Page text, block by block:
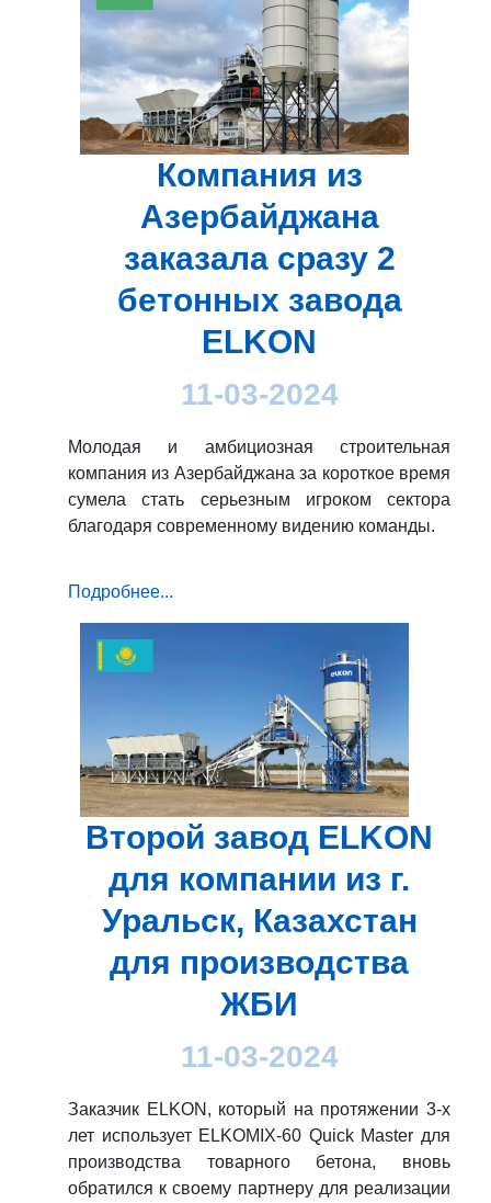
Компания из
Азербайджана
заказала сразу 2
бетонных завода
ELKON
11-03-2024
Молодая и амбициозная строительная
компания из Азербайджана за короткое время
сумела стать серьезным игроком сектора
благодаря современному видению команды.
Подробнее...
Второй завод ELKON
для компании из г.
Уральск, Казахстан
для производства
ЖБИ
11-03-2024
Заказчик ELKON, который на протяжении 3-х
лет использует ELKOMIX-60 Quick Master для
производства товарного бетона, вновь
обратился к своему партнеру для реализации